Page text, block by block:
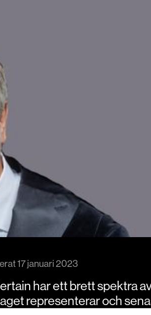
17 januari 2023
har ett brett spektra
representerar och